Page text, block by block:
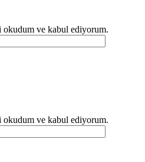
okudum ve kabul ediyorum.
okudum ve kabul ediyorum.